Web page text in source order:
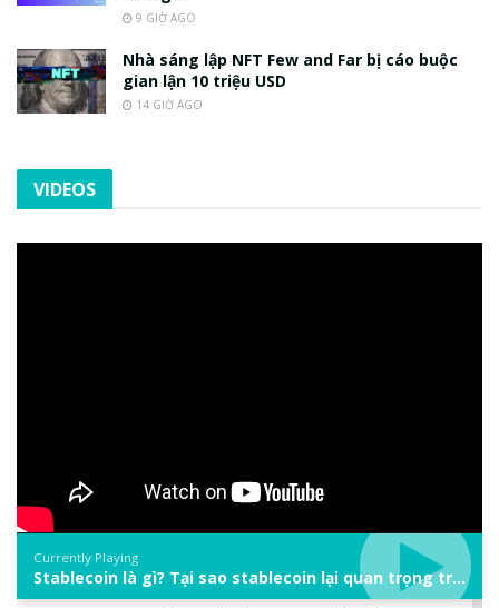
9 GIỜ AGO
Nhà sáng lập NFT Few and Far bị cáo buộc
gian lận 10 triệu USD
14 GIỜ AGO
VIDEOS
Currently Playing
Stablecoin là gì? Tại sao stablecoin lại quan trọng trong thị trường crypto? | Phổ cập Blockchain